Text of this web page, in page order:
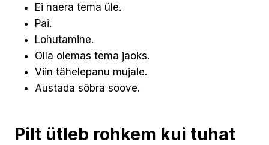
Ei naera tema üle.
Pai.
Lohutamine.
Olla olemas tema jaoks.
Viin tähelepanu mujale.
Austada sõbra soove.
Pilt ütleb rohkem kui tuhat